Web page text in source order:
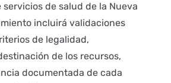
servicios de salud de la Nueva
incluirá validaciones
de legalidad,
de los recursos,
documentada de cada